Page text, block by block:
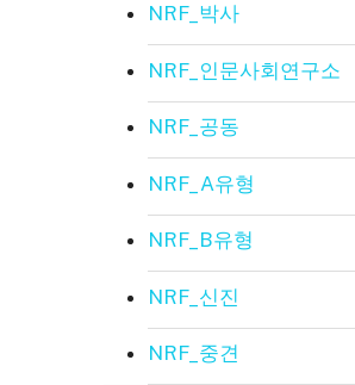
NRF_박사
NRF_인문사회연구소
NRF_공동
NRF_A유형
NRF_B유형
NRF_신진
NRF_중견